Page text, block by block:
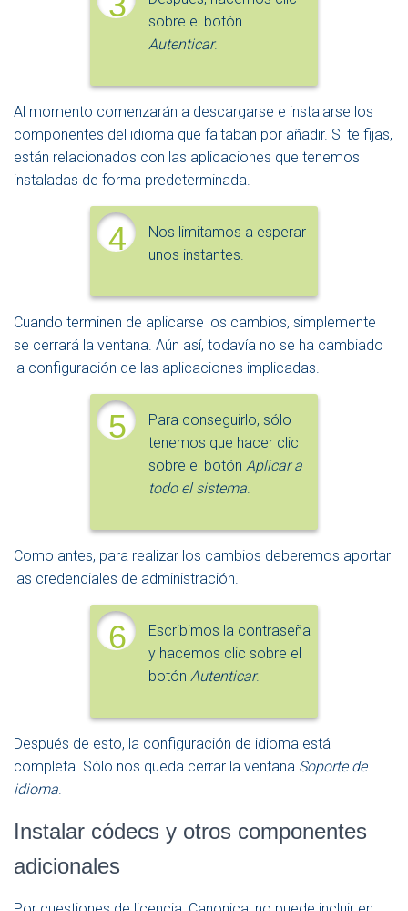
sobre el botón
Autenticar.
Al momento comenzarán a descargarse e instalarse los
componentes del idioma que faltaban por añadir. Si te fijas,
están relacionados con las aplicaciones que tenemos
instaladas de forma predeterminada.
4
Nos limitamos a esperar
unos instantes.
Cuando terminen de aplicarse los cambios, simplemente
se cerrará la ventana. Aún así, todavía no se ha cambiado
la configuración de las aplicaciones implicadas.
5
Para conseguirlo, sólo
tenemos que hacer clic
sobre el botón Aplicar a
todo el sistema
Como antes, para realizar los cambios deberemos aportar
las credenciales de administración.
6
Escribimos la contraseña
y hacemos clic sobre el
botón Autenticar.
Después de esto, la configuración de idioma está
completa. Sólo nos queda cerrar la ventana Soporte de
idioma
Instalar códecs y otros componentes
adicionales